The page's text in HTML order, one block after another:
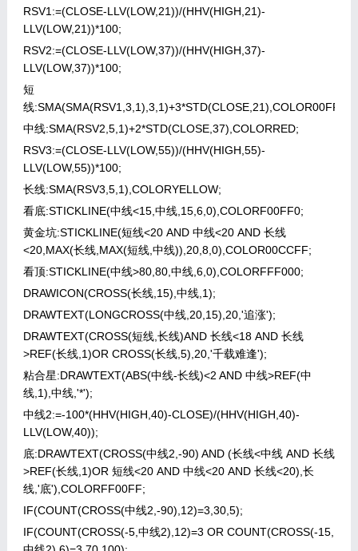
RSV1:=(CLOSE-LLV(LOW,21))/(HHV(HIGH,21)-
LLV(LOW,21))*100;
RSV2:=(CLOSE-LLV(LOW,37))/(HHV(HIGH,37)-
LLV(LOW,37))*100;
短
线:SMA(SMA(RSV1,3,1),3,1)+3*STD(CLOSE,21),COLOR00FF00;
中线:SMA(RSV2,5,1)+2*STD(CLOSE,37),COLORRED;
RSV3:=(CLOSE-LLV(LOW,55))/(HHV(HIGH,55)-
LLV(LOW,55))*100;
长线:SMA(RSV3,5,1),COLORYELLOW;
看底:STICKLINE(中线<15,中线,15,6,0),COLORF00FF0;
黄金坑:STICKLINE(短线<20 AND 中线<20 AND 长线
<20,MAX(长线,MAX(短线,中线)),20,8,0),COLOR00CCFF;
看顶:STICKLINE(中线>80,80,中线,6,0),COLORFFF000;
DRAWICON(CROSS(长线,15),中线,1);
DRAWTEXT(LONGCROSS(中线,20,15),20,'追涨');
DRAWTEXT(CROSS(短线,长线)AND 长线<18 AND 长线
>REF(长线,1)OR CROSS(长线,5),20,'千载难逢');
粘合星:DRAWTEXT(ABS(中线-长线)<2 AND 中线>REF(中
线,1),中线,'*');
中线2:=-100*(HHV(HIGH,40)-CLOSE)/(HHV(HIGH,40)-
LLV(LOW,40));
底:DRAWTEXT(CROSS(中线2,-90) AND (长线<中线 AND 长线
>REF(长线,1)OR 短线<20 AND 中线<20 AND 长线<20),长
线,'底'),COLORFF00FF;
IF(COUNT(CROSS(中线2,-90),12)=3,30,5);
IF(COUNT(CROSS(-5,中线2),12)=3 OR COUNT(CROSS(-15,